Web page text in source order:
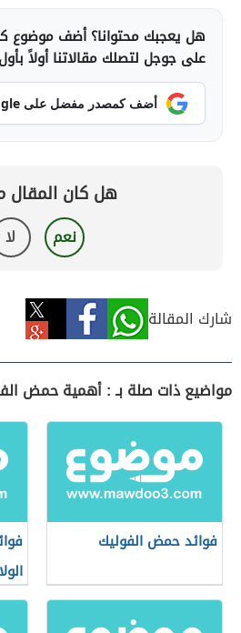
هل يعجبك محتوانا؟ أضف موضوع
على جوجل لتصلك مقالاتنا أولاً
أضف كمصدر مفضل على Google
هل كان المقال
نعم لا
شارك المقالة
مواضيع ذات صلة بـ : أهمية حمض
فوائد حمض الفوليك